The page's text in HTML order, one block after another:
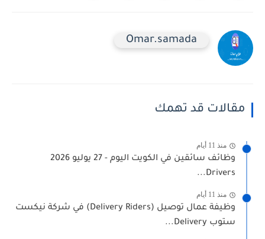
Omar.samada
مقالات قد تهمك
منذ 11 أيام
وظائف سائقين في الكويت اليوم - 27 يوليو 2026
Drivers...
منذ 11 أيام
وظيفة عمال توصيل (Delivery Riders) في شركة نيكست
ستوب Delivery...